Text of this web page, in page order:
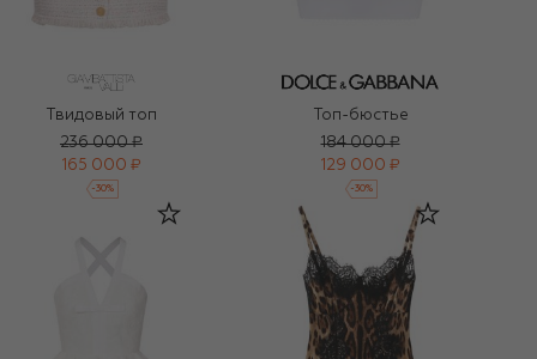
Твидовый топ
236 000 ₽
165 000 ₽
-30%
Топ-бюстье
184 000 ₽
129 000 ₽
-30%